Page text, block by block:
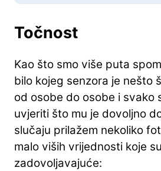
Točnost
Kao što smo više puta
bilo kojeg senzora je nešto
od osobe do osobe i svako
uvjeriti što mu je dovoljno
slučaju prilažem nekoliko
malo viših vrijednosti koje
zadovoljavajuće: